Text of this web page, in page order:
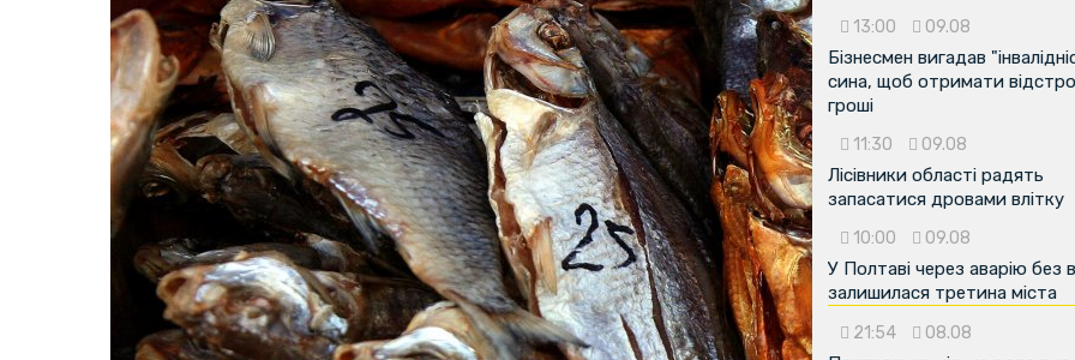
13:00 09.08
Бізнесмен вигадав
сина, щоб отримати
гроші
11:30 09.08
Лісівники області радять
запасатися дровами влітку
10:00 09.08
У Полтаві через аварію без
залишилася третина міста
21:54 08.08